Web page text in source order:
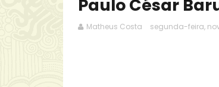
Paulo César
Matheus Costa segunda-feira,